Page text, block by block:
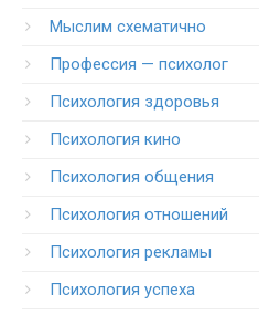
Мыслим схематично
Профессия — психолог
Психология здоровья
Психология кино
Психология общения
Психология отношений
Психология рекламы
Психология успеха